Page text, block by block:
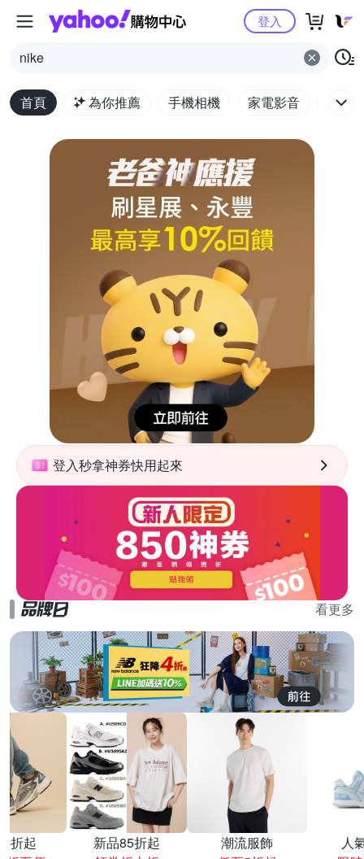
Yahoo購物中心
nike
登入
首頁 為你推薦 手機相機 家電影音 電腦
登入秒拿神券快用起來
看更多
折起
新品85折起
潮流服飾
人